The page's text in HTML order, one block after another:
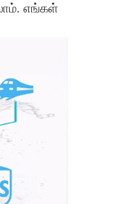
எங்கள்